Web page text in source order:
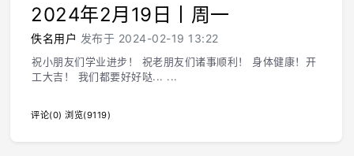
2024年2月19日丨周一
佚名用户 发布于 2024-02-19 13:22
祝小朋友们学业进步！ 祝老朋友们诸事顺利！ 身体健康！开
工大吉！ 我们都要好好哒... ...
评论(0) 浏览(9119)